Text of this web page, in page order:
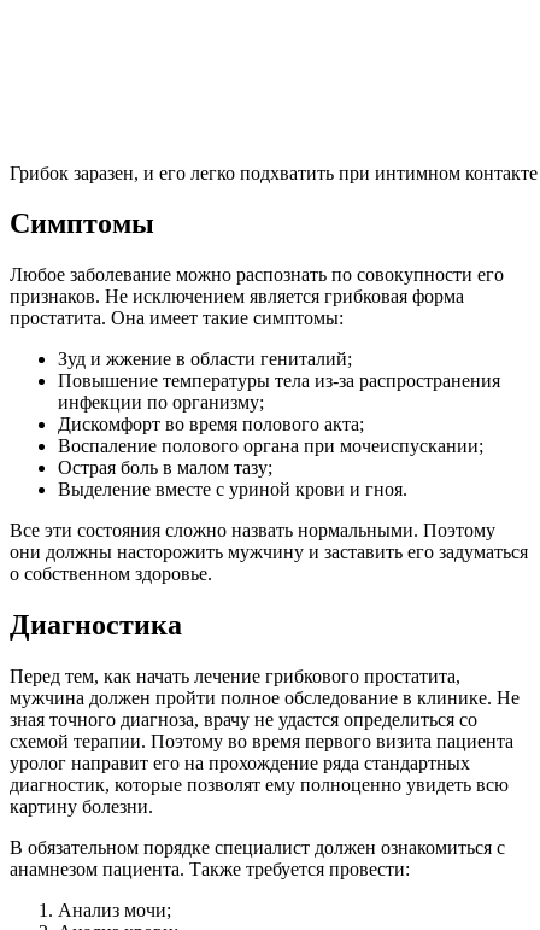
Грибок заразен, и его легко подхватить при интимном контакте
Симптомы
Любое заболевание можно распознать по совокупности его
признаков. Не исключением является грибковая форма
простатита. Она имеет такие симптомы:
Зуд и жжение в области гениталий;
Повышение температуры тела из-за распространения
инфекции по организму;
Дискомфорт во время полового акта;
Воспаление полового органа при мочеиспускании;
Острая боль в малом тазу;
Выделение вместе с уриной крови и гноя.
Все эти состояния сложно назвать нормальными. Поэтому
они должны насторожить мужчину и заставить его задуматься
о собственном здоровье.
Диагностика
Перед тем, как начать лечение грибкового простатита,
мужчина должен пройти полное обследование в клинике. Не
зная точного диагноза, врачу не удастся определиться со
схемой терапии. Поэтому во время первого визита пациента
уролог направит его на прохождение ряда стандартных
диагностик, которые позволят ему полноценно увидеть всю
картину болезни.
В обязательном порядке специалист должен ознакомиться с
анамнезом пациента. Также требуется провести:
Анализ мочи;